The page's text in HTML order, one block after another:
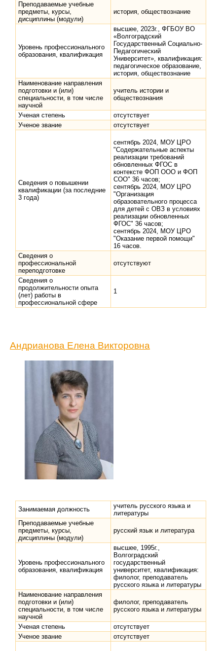
Преподаваемые учебные
предметы, курсы,
дисциплины (модули)
история, обществознание
Уровень профессионального
образования, квалификация
высшее, 2023г., ФГБОУ ВО
«Волгоградский
Государственный Социально-
Педагогический
Университет», квалификация:
педагогическое образование,
история, обществознание
Наименование направления
подготовки и (или)
специальности, в том числе
научной
учитель истории и
обществознания
Ученая степень
отсутствует
Ученое звание
отсутствует
Сведения о повышении
квалификации (за последние
3 года)
сентябрь 2024, МОУ ЦРО
"Содержательные аспекты
реализации требований
обновленных ФГОС в
контексте ФОП ООО и ФОП
СОО" 36 часов;
сентябрь 2024, МОУ ЦРО
"Организация
образовательного процесса
для детей с ОВЗ в условиях
реализации обновленных
ФГОС" 36 часов;
сентябрь 2024, МОУ ЦРО
"Оказание первой помощи"
16 часов.
Сведения о
профессиональной
переподготовке
отсутствуют
Сведения о
продолжительности опыта
(лет) работы в
профессиональной сфере
1
Андрианова Елена Викторовна
Занимаемая должность
учитель русского языка и
литературы
Преподаваемые учебные
предметы, курсы,
дисциплины (модули)
русский язык и литература
Уровень профессионального
образования, квалификация
высшее, 1995г.,
Волгоградский
государственный
университет, квалификация:
филолог, преподаватель
русского языка и литературы
Наименование направления
подготовки и (или)
специальности, в том числе
научной
филолог, преподаватель
русского языка и литературы
Ученая степень
отсутствует
Ученое звание
отсутствует